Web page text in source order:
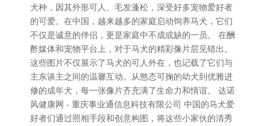
犬种，因其外形可人、毛发蓬松，深受好多宠物爱好者
的可爱。在中国，越来越多的家庭启动饲养马犬，它们
不仅是诚意的伴侣，更是家庭中不成或缺的一员。 在酬
酢媒体和宠物平台上，对于马犬的精彩像片层见错出。
这些图片不仅展示了马犬的可人外在，也记载了它们与
主东谈主之间的温馨互动。从憨态可掬的幼犬到优雅进
修的成年犬，每一张像片齐充满了生命力和情谊。 达诺
风健康网 - 重庆事业通信息科技有限公司 中国的马犬爱
好者们通过照相手段和创意构图，将这些小家伙的清秀